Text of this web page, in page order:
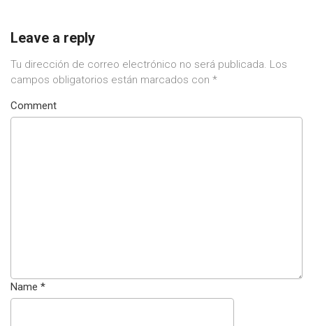
Leave a reply
Tu dirección de correo electrónico no será publicada. Los
campos obligatorios están marcados con *
Comment
Name *